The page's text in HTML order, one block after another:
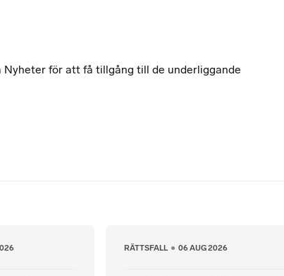
Nyheter för att få tillgång till de underliggande
RÄTTSFALL 06 AUG 2026